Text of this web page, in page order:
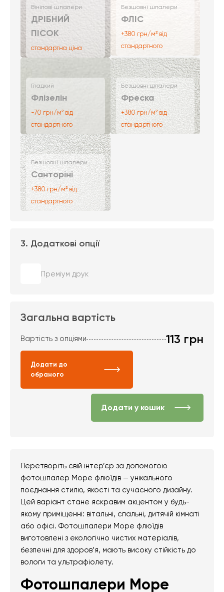
Вінілові шпалери
ДРІБНИЙ
ПІСОК
стандартна ціна
Безшовні шпалери
ФЛІС
+380 грн/м² від
стандартного
Гладкий
Флізелін
-70 грн/м² від
стандартного
Безшовні шпалери
Фреска
+380 грн/м² від
стандартного
Безшовні шпалери
Санторіні
+380 грн/м² від
стандартного
3. Додаткові опції
Преміум друк
Загальна вартість
Вартість з опціями 113 грн
Додати до
обраного
Додати у кошик
Перетворіть свій інтер’єр за допомогою
фотошпалер Море флюїдів — унікального
поєднання стилю, якості та сучасного дизайну.
Цей варіант стане яскравим акцентом у будь-
якому приміщенні: вітальні, спальні, дитячій кімнаті
або офісі. Фотошпалери Море флюїдів
виготовлені з екологічно чистих матеріалів,
безпечні для здоров’я, мають високу стійкість до
вологи та ультрафіолету.
Фотошпалери Море